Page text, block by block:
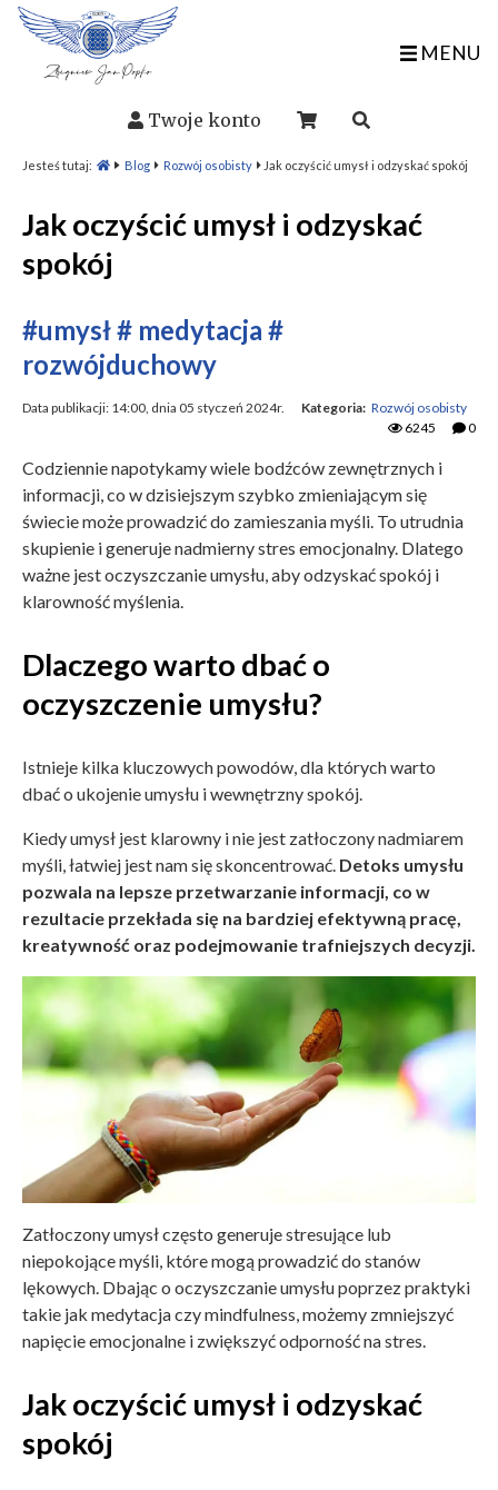
MENU
Twoje konto
Jesteś tutaj: Blog Rozwój osobisty Jak oczyścić umysł i odzyskać spokój
Jak oczyścić umysł i odzyskać
spokój
#umysł# medytacja #
rozwójduchowy
Data publikacji: 14:00, dnia 05 styczeń 2024r. Kategoria: Rozwój osobisty
6245
0
Codziennie napotykamy wiele bodźców zewnętrznych i
informacji, co w dzisiejszym szybko zmieniającym się
świecie może prowadzić do zamieszania myśli. To utrudnia
skupienie i generuje nadmierny stres emocjonalny. Dlatego
ważne jest oczyszczanie umysłu, aby odzyskać spokój i
klarowność myślenia.
Dlaczego warto dbać o
oczyszczenie umysłu?
Istnieje kilka kluczowych powodów, dla których warto
dbać o ukojenie umysłu i wewnętrzny spokój.
Kiedy umysł jest klarowny i nie jest zatłoczony nadmiarem
myśli, łatwiej jest nam się skoncentrować. Detoks umysłu
pozwala na lepsze przetwarzanie informacji, co w
rezultacie przekłada się na bardziej efektywną pracę,
kreatywność oraz podejmowanie trafniejszych decyzji.
Zatłoczony umysł często generuje stresujące lub
niepokojące myśli, które mogą prowadzić do stanów
lękowych. Dbając o oczyszczanie umysłu poprzez praktyki
takie jak medytacja czy mindfulness, możemy zmniejszyć
napięcie emocjonalne i zwiększyć odporność na stres.
Jak oczyścić umysł i odzyskać
spokój